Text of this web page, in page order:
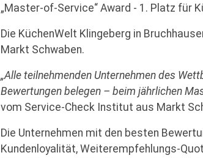
„Master-of-Service“ Award - 1. Platz für
Die KüchenWelt Klingeberg in
Markt Schwaben.
„Alle teilnehmenden Unternehmen des
Bewertungen belegen – beim jährlichen
vom Service-Check Institut aus Markt
Die Unternehmen mit den besten
Kundenloyalität, Weiterempfehlungs-